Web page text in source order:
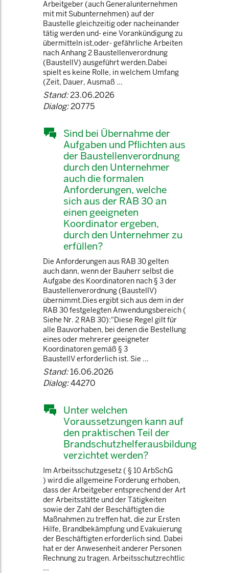
Arbeitgeber (auch Generalunternehmen
mit mit Subunternehmen) auf der
Baustelle gleichzeitig oder nacheinander
tätig werden und- eine Vorankündigung zu
übermitteln ist,oder- gefährliche Arbeiten
nach Anhang 2 Baustellenverordnung
(BaustellV) ausgeführt werden.Dabei
spielt es keine Rolle, in welchem Umfang
(Zeit, Dauer, Ausmaß ...
Stand:23.06.2026
Dialog:20775
Sind bei Übernahme der
Aufgaben und Pflichten aus
der Baustellenverordnung
durch den Unternehmer
auch die formalen
Anforderungen, welche
sich aus der RAB 30 an
einen geeigneten
Koordinator ergeben,
durch den Unternehmer zu
erfüllen?
Die Anforderungen aus RAB 30 gelten
auch dann, wenn der Bauherr selbst die
Aufgabe des Koordinatoren nach § 3 der
Baustellenverordnung (BaustellV)
übernimmt.Dies ergibt sich aus dem in der
RAB 30 festgelegten Anwendungsbereich (
Siehe Nr. 2 RAB 30):"Diese Regel gilt für
alle Bauvorhaben, bei denen die Bestellung
eines oder mehrerer geeigneter
Koordinatoren gemäß § 3
BaustellV erforderlich ist. Sie ...
Stand:16.06.2026
Dialog:44270
Unter welchen
Voraussetzungen kann auf
den praktischen Teil der
Brandschutzhelferausbildung
verzichtet werden?
Im Arbeitsschutzgesetz ( § 10 ArbSchG
) wird die allgemeine Forderung erhoben,
dass der Arbeitgeber entsprechend der Art
der Arbeitsstätte und der Tätigkeiten
sowie der Zahl der Beschäftigten die
Maßnahmen zu treffen hat, die zur Ersten
Hilfe, Brandbekämpfung und Evakuierung
der Beschäftigten erforderlich sind. Dabei
hat er der Anwesenheit anderer Personen
Rechnung zu tragen. Arbeitsschutzrechtlic
...